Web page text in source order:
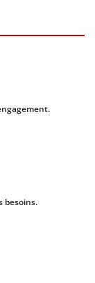
besoins.